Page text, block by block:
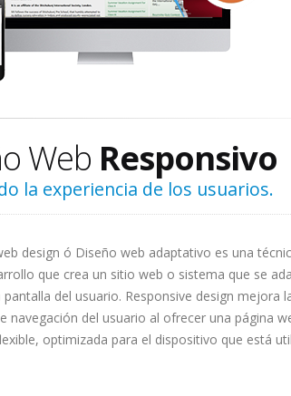
Web Responsivo
la experiencia de los usuarios.
design ó Diseño web adaptativo es una
que crea un sitio web o sistema que se
del usuario. Responsive design mejora
navegación del usuario al ofrecer una página
optimizada para el dispositivo que está